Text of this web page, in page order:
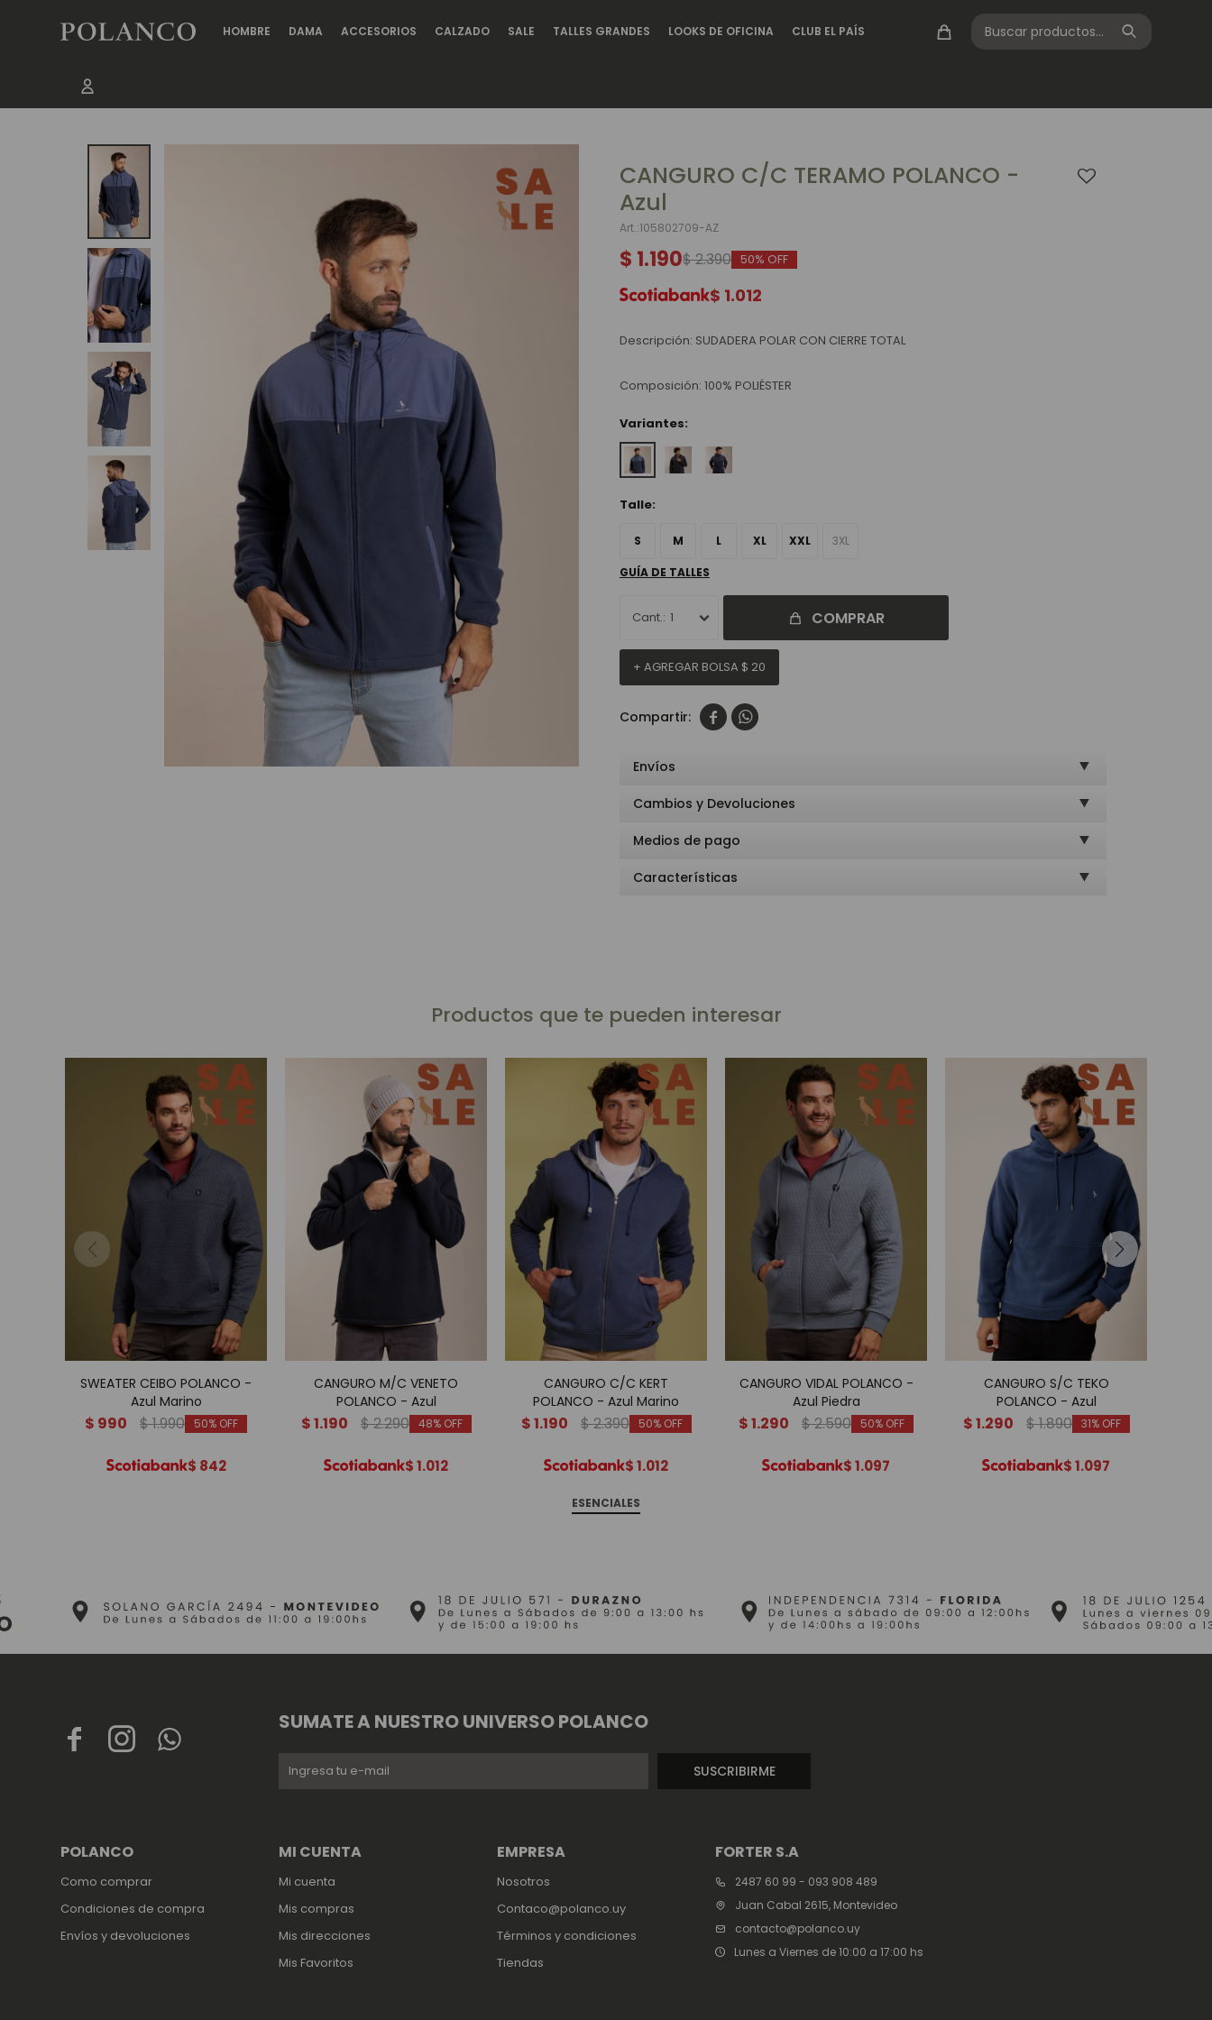
HOMBRE DAMA ACCESORIOS CALZADO SALE TALLES GRANDES LOOKS DE OFICINA CLUB EL PAÍS
CANGURO C/C TERAMO POLANCO -
Azul
105802709-AZ
$ 1.190$2.390 50
$ 1.012
Descripción: SUDADERA POLAR CON CIERRE TOTAL
Composición: 100% POLIÉSTER
Variantes:
Talle:
S M L XL XXL 3XL
GUÍA DE TALLES
1 COMPRAR
+ AGREGAR BOLSA $ 20
 
Envíos
Cambios y Devoluciones
Medios de pago
Características
Productos que te pueden interesar
SWEATER CEIBO POLANCO -
Azul Marino
$ 990 $1.990 50
$ 842
CANGURO M/C VENETO
POLANCO - Azul
$1.190 $2.290 48
$1.012
CANGURO C/C KERT
POLANCO - Azul Marino
$1.190 $2.390 50
$1.012
ESENCIALES
CANGURO VIDAL POLANCO -
Azul Piedra
$1.290 $2.590 50
$1.097
CANGURO S/C TEKO
POLANCO - Azul
$1.290 $1.890 31
$1.097
  
FORTER S.A
2487 60 99 - 093 908 489
Juan Cabal 2615, Montevideo
contacto@polanco.uy
Lunes a Viernes de 10:00 a 17:00 hs
EMPRESA
Nosotros
Contaco@polanco.uy
Términos y condiciones
Tiendas
POLANCO
Como comprar
Condiciones de compra
Envíos y devoluciones
MI CUENTA
Mi cuenta
Mis compras
Mis direcciones
Mis Favoritos
SUMATE A NUESTRO UNIVERSO POLANCO
SUSCRIBIRME